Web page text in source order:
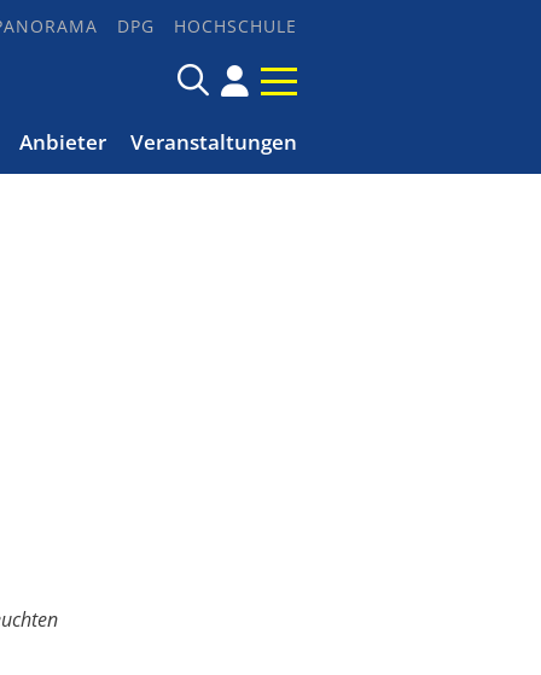
DPG HOCHSCHULE
Anbieter Veranstaltungen